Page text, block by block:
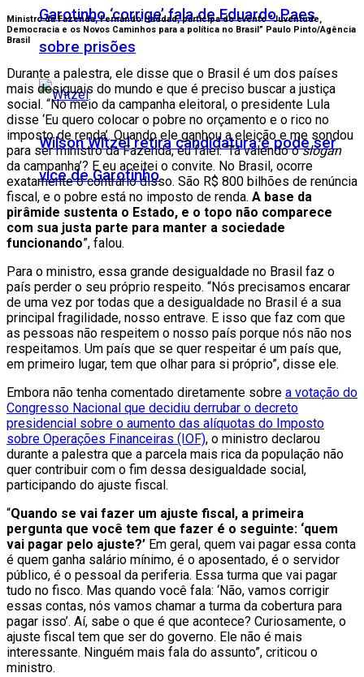
Garotinho ‘corrige’ fala de Eduardo Paes
sobre prisões
Wilson Witzel retira candidatura e pode ser
vice de Garotinho
Ministro da Fazenda, Fernando Haddad, participa do evento “Juventude,
Democracia e os Novos Caminhos para a política no Brasil” Paulo Pinto/Agência
Brasil
Durante a palestra, ele disse que o Brasil é um dos países
mais desiguais do mundo e que é preciso buscar a justiça
social. “No meio da campanha eleitoral, o presidente Lula
disse ‘Eu quero colocar o pobre no orçamento e o rico no
imposto de renda’. Quando ele ganhou a eleição e me sondou
para ser ministro da Fazenda, eu falei: ‘Tá valendo oslogan
da campanha’? E eu aceitei o convite. No Brasil, ocorre
exatamente o contrário disso. São R$ 800 bilhões de renúncia
fiscal, e o pobre está no imposto de renda. A base da
pirâmide sustenta o Estado, e o topo não comparece
com sua justa parte para manter a sociedade
funcionando”, falou.
Para o ministro, essa grande desigualdade no Brasil faz o
país perder o seu próprio respeito. “Nós precisamos encarar
de uma vez por todas que a desigualdade no Brasil é a sua
principal fragilidade, nosso entrave. E isso que faz com que
as pessoas não respeitem o nosso país porque nós não nos
respeitamos. Um país que se quer respeitar é um país que,
em primeiro lugar, tem que olhar para si próprio”, disse ele.
Embora não tenha comentado diretamente sobre a votação do
Congresso Nacional que decidiu derrubar o decreto
presidencial sobre o aumento das alíquotas do Imposto
sobre Operações Financeiras (IOF), o ministro declarou
durante a palestra que a parcela mais rica da população não
quer contribuir com o fim dessa desigualdade social,
participando do ajuste fiscal.
“Quando se vai fazer um ajuste fiscal, a primeira
pergunta que você tem que fazer é o seguinte: ‘quem
vai pagar pelo ajuste?’ Em geral, quem vai pagar essa conta
é quem ganha salário mínimo, é o aposentado, é o servidor
público, é o pessoal da periferia. Essa turma que vai pagar
tudo no fisco. Mas quando você fala: ‘Não, vamos corrigir
essas contas, nós vamos chamar a turma da cobertura para
pagar isso’. Aí, sabe o que é que acontece? Curiosamente, o
ajuste fiscal tem que ser do governo. Ele não é mais
interessante. Ninguém mais fala do assunto”, criticou o
ministro.